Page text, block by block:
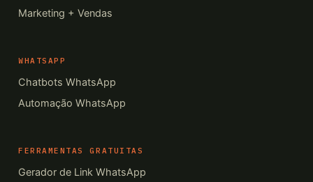
Marketing + Vendas
WHATSAPP
Chatbots WhatsApp
Automação WhatsApp
FERRAMENTAS GRATUITAS
Gerador de Link WhatsApp